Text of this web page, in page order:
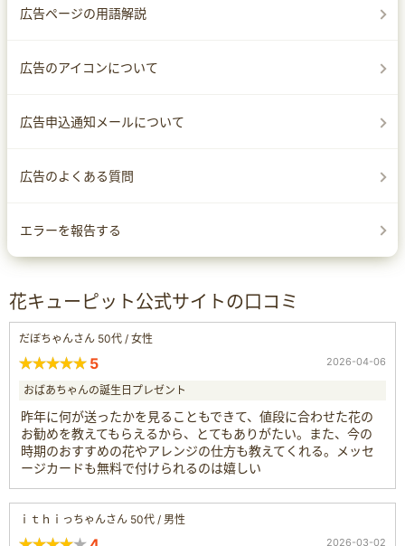
広告ページの用語解説
広告のアイコンについて
広告申込通知メールについて
広告のよくある質問
エラーを報告する
花キューピット公式サイトの口コミ
だぼちゃんさん 50代 / 女性
5 2026-04-06
おばあちゃんの誕生日プレゼント
昨年に何が送ったかを見ることもできて、値段に合わせた花の
お勧めを教えてもらえるから、とてもありがたい。また、今の
時期のおすすめの花やアレンジの仕方も教えてくれる。メッセ
ージカードも無料で付けられるのは嬉しい
ｉｔｈｉっちゃんさん 50代 / 男性
2026-03-02